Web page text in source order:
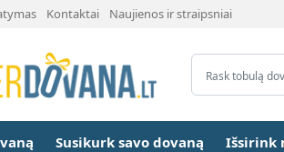
Kontaktai Naujienos ir straipsniai
Susikurk savo dovaną Išsirink